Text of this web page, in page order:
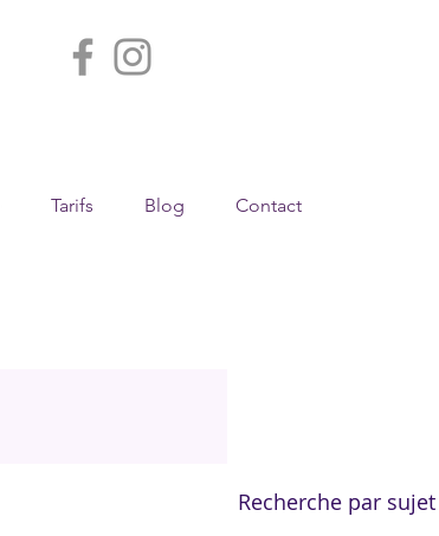
Tarifs Blog Contact
Recherche par sujet